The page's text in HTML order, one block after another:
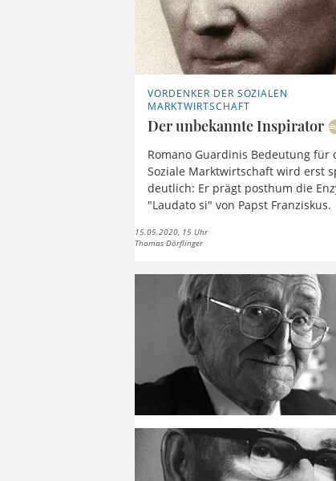
VORDENKER DER SOZIALEN
MARKTWIRTSCHAFT
Der unbekannte Inspirator
Romano Guardinis Bedeutung für
Soziale Marktwirtschaft wird erst
deutlich: Er prägt posthum die
"Laudato si" von Papst Franziskus.
15.05.2020, 15 Uhr
Thomas Dörflinger